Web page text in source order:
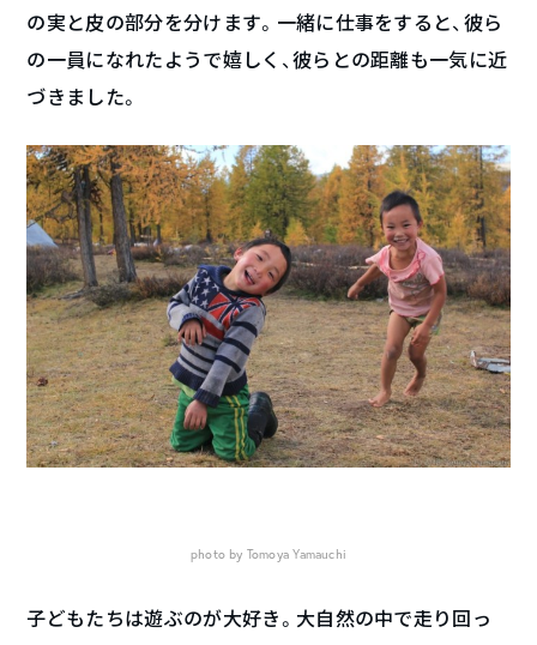
の実と皮の部分を分けます。一緒に仕事をすると、彼ら
の一員になれたようで嬉しく、彼らとの距離も一気に近
づきました。
photo by Tomoya Yamauchi
子どもたちは遊ぶのが大好き。大自然の中で走り回っ